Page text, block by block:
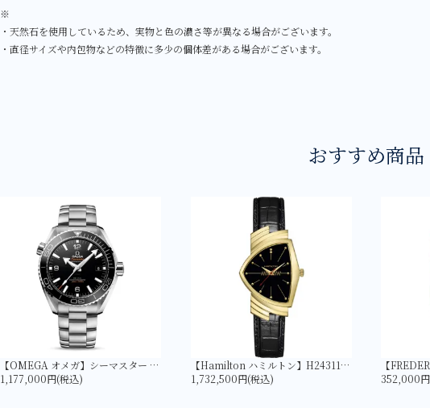
※
・天然石を使用しているため、実物と色の濃さ等が異なる場合がございます。
・直径サイズや内包物などの特徴に多少の個体差がある場合がございます。
おすすめ商品
【OMEGA オメガ】シーマスター PLANET OCEAN 600M コーアクシャル マスター クロノメーター 43.5MM 215.30.44.21.01.001
1,177,000円(税込)
【Hamilton ハミルトン】H24311730 ベンチュラ Quartz Gold | LIMITED EDITION
1,732,500円(税込)
352,000